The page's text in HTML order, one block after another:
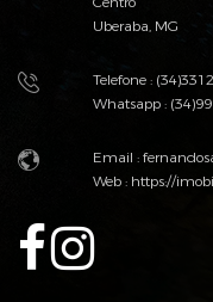
Uberaba, MG
Telefone :
Whatsapp :
Email :
Web :https://